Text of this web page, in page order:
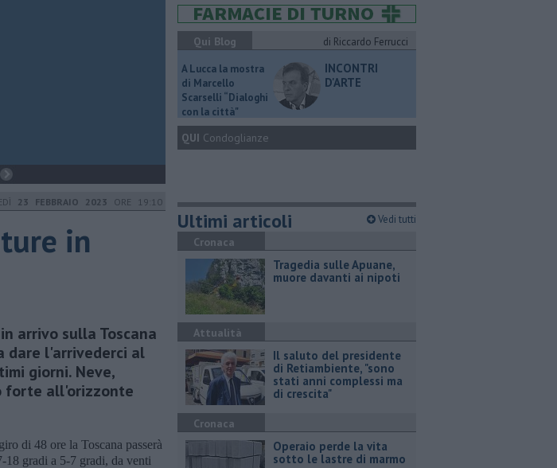
23 FEBBRAIO 2023 ORE 19:10
in
arrivo sulla Toscana
dare l'arrivederci al
giorni. Neve,
forte all'orizzonte
di 48 ore la Toscana passerà
18 gradi a 5-7 gradi, da venti
Qui Blog
di Riccardo Ferrucci
A Lucca la mostra
di Marcello
Scarselli “Dialoghi
con la città"
INCONTRI
D'ARTE
QUI Condoglianze
Ultimi articoli Vedi tutti
Cronaca
Tragedia sulle Apuane,
muore davanti ai nipoti
Attualità
Il saluto del presidente
di Retiambiente, "sono
stati anni complessi ma
di crescita"
Cronaca
Operaio perde la vita
sotto le lastre di marmo